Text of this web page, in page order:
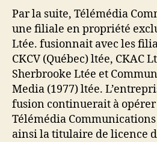
Par la suite, Télémédia
une filiale en propriété
Ltée. fusionnait avec les
CKCV (Québec) ltée, CKAC
Sherbrooke Ltée et
Media (1977) ltée.
fusion continuerait à opérer
Télémédia
ainsi la titulaire de licence